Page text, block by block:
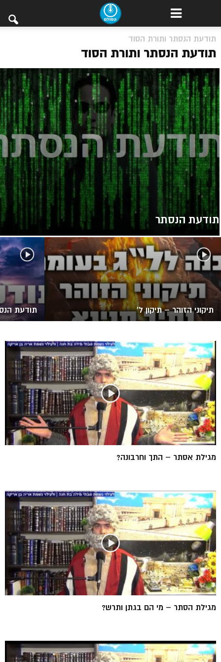
תודעת הנסתר ותורת הסוד
תודעת הנסתר ותורת הסוד
תודעת הנסתר
תיקוני הזוהר – תיקון ל’ תודעת
מגילת אסתר – התך וחרבונה?
מגילת הסתר – מי הם בגתן ותרש?